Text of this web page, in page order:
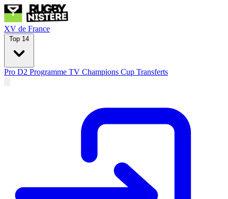
XV de France
Top 14
Pro D2 Programme TV Champions Cup Transferts